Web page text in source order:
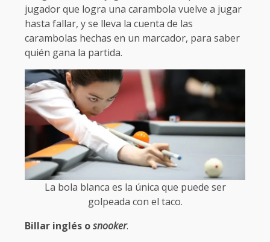
jugador que logra una carambola vuelve a jugar
hasta fallar, y se lleva la cuenta de las
carambolas hechas en un marcador, para saber
quién gana la partida.
La bola blanca es la única que puede ser
golpeada con el taco.
Billar inglés osnooker.